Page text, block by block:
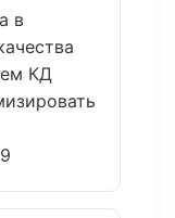
в
КД